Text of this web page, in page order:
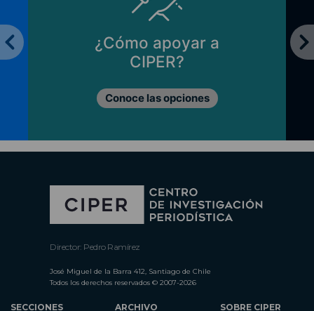
¿Cómo apoyar a
CIPER?
Conoce las opciones
Director: Pedro Ramírez
José Miguel de la Barra 412, Santiago de Chile
Todos los derechos reservados © 2007-2026
SECCIONES ARCHIVO SOBRE CIPER